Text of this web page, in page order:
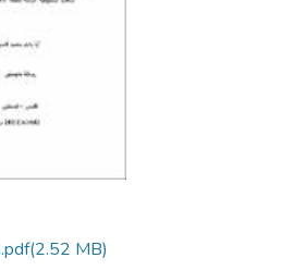
نسخة الرسالة النهائية.pdf(2.52 MB)